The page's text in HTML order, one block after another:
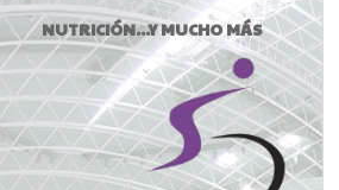
NUTRICIÓN...Y MUCHO MÁS